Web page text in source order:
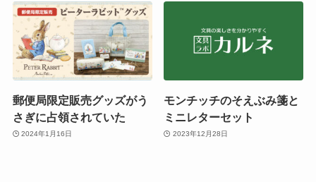
郵便局限定販売グッズがう
さぎに占領されていた
2024年1月16日
モンチッチのそえぶみ箋と
ミニレターセット
2023年12月28日